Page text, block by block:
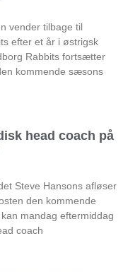
vender tilbage til
efter et år i østrigsk
Rabbits fortsætter
kommende sæsons
head coach på
Steve Hansons afløser
den kommende
mandag eftermiddag
coach